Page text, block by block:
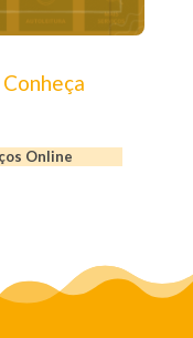
Online